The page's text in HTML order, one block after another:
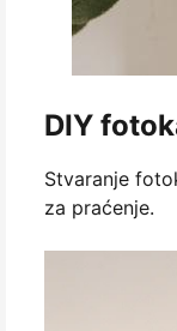
DIY
Stvaranje
za praćenje.